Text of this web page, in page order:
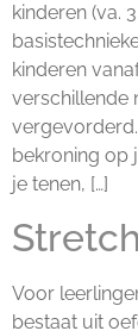
kinderen (va.
kinderen
verschillende
bekroning op
je tenen, […]
Voor
bestaat uit